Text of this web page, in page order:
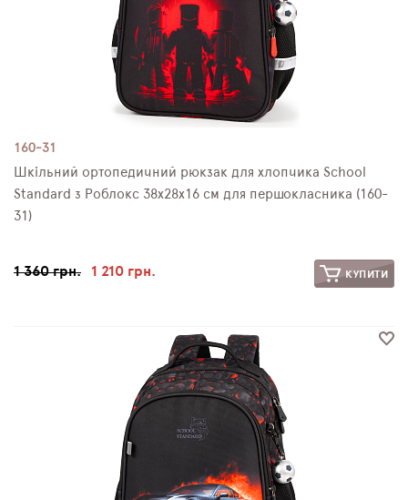
160-31
Шкільний ортопедичний рюкзак для хлопчика School
Standard з Роблокс 38х28х16 см для першокласника (160-
31)
1 360 грн. 1 210 грн. КУПИТИ